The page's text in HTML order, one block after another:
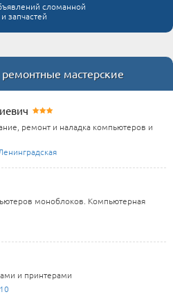
сломанной
запчастей
мастерские
ремонт и наладка компьютеров и
моноблоков. Компьютерная
и принтерами